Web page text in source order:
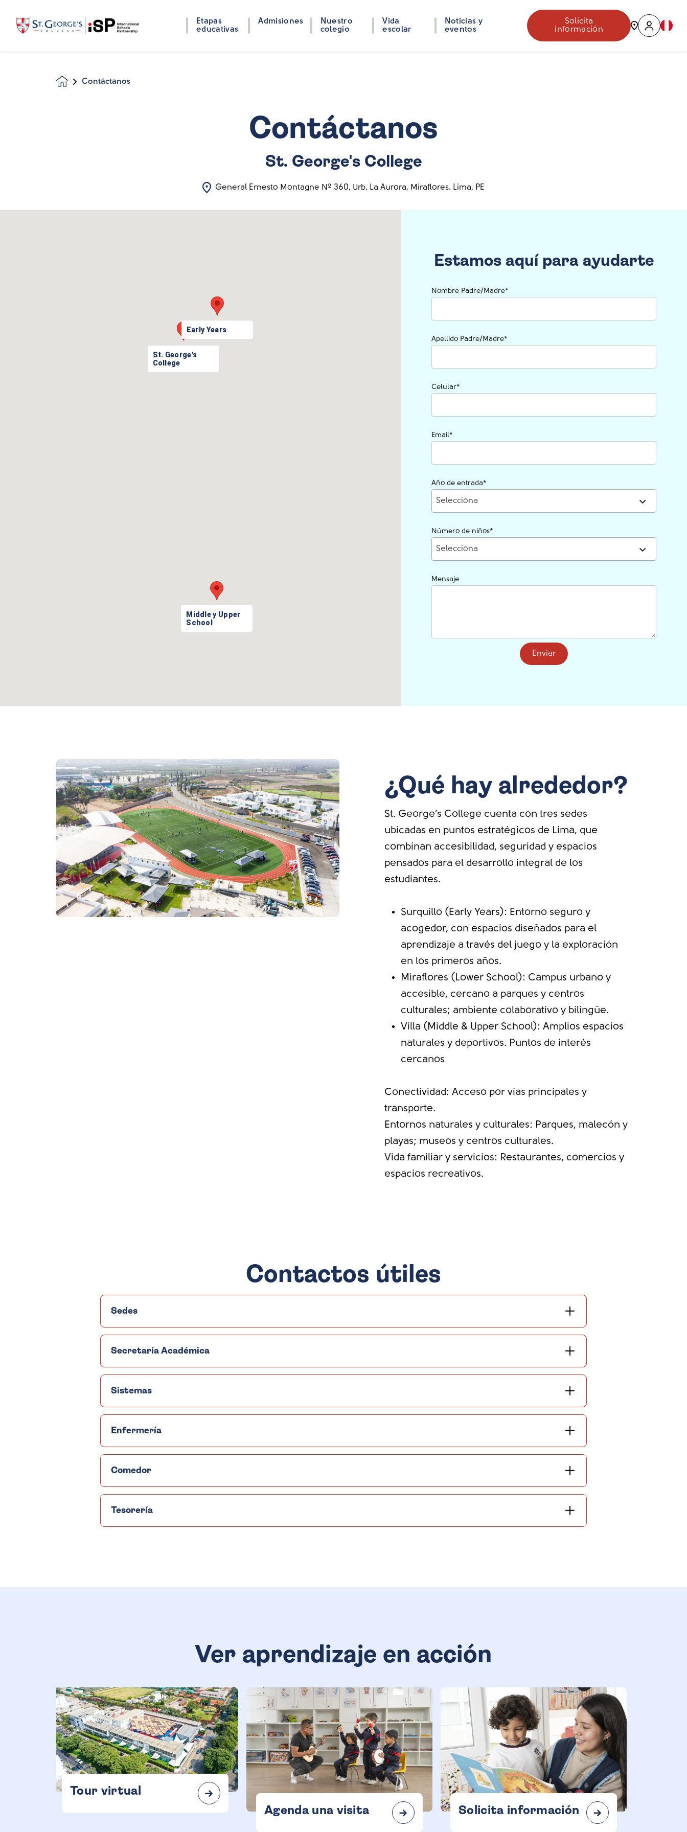
Etapas
educativas
Admisiones
Nuestro
colegio
Vida
escolar
Noticias y
eventos
Solicita
información
HomepageContáctanos
Contáctanos
St. George's College
General Ernesto Montagne Nº 360, Urb. La Aurora, Miraflores. Lima, PE
Early Years
Lower School
Middle y Upper
School
St. George's
College
Estamos aquí para ayudarte
Nombre Padre/Madre*
Apellido Padre/Madre*
Celular*
Email*
Año de entrada*
Selecciona
Número de niños*
Selecciona
Mensaje
¿Qué hay alrededor?
St. George’s College cuenta con tres sedes
ubicadas en puntos estratégicos de Lima, que
combinan accesibilidad, seguridad y espacios
pensados para el desarrollo integral de los
estudiantes.
Surquillo (Early Years): Entorno seguro y
acogedor, con espacios diseñados para el
aprendizaje a través del juego y la exploración
en los primeros años.
Miraflores (Lower School): Campus urbano y
accesible, cercano a parques y centros
culturales; ambiente colaborativo y bilingüe.
Villa (Middle & Upper School): Amplios espacios
naturales y deportivos. Puntos de interés
cercanos
Conectividad: Acceso por vías principales y
transporte.
Entornos naturales y culturales: Parques, malecón y
playas; museos y centros culturales.
Vida familiar y servicios: Restaurantes, comercios y
espacios recreativos.
Contactos útiles
Sedes
Secretaría Académica
Sistemas
Enfermería
Comedor
Tesorería
Ver aprendizaje en acción
Tour virtual
Agenda una visita
Solicita información